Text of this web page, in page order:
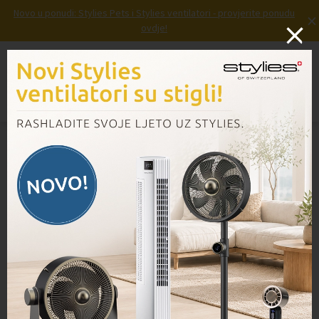
Novo u ponudi: Stylies Pets i Stylies ventilatori - provjerite ponudu
ovdje!
×
Prijava Košarica
Domov
/ Proizvodi / Trokut